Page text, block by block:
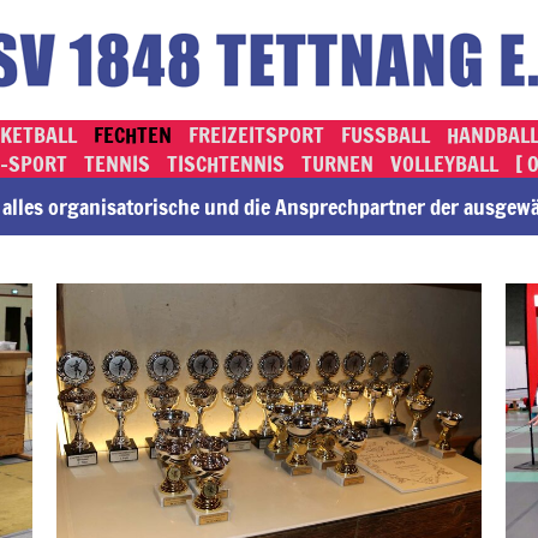
FECHTEN FREIZEITSPORT FUSSBALL HANDBALL
SPORT TENNIS TISCHTENNIS TURNEN VOLLEYBALL [
alles or­ga­ni­sa­to­rische und die An­sprech­part­ner der